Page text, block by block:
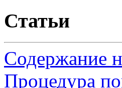
Статьи
Содержание
Процедура